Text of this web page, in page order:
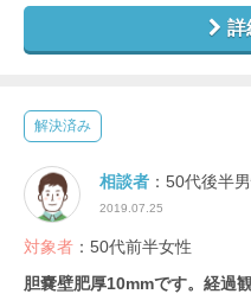
詳
解決済み
相談者 ：50代後半
2019.07.25
対象者 ：50代前半女性
胆嚢壁肥厚10mmです。経過